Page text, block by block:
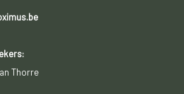
Thorre